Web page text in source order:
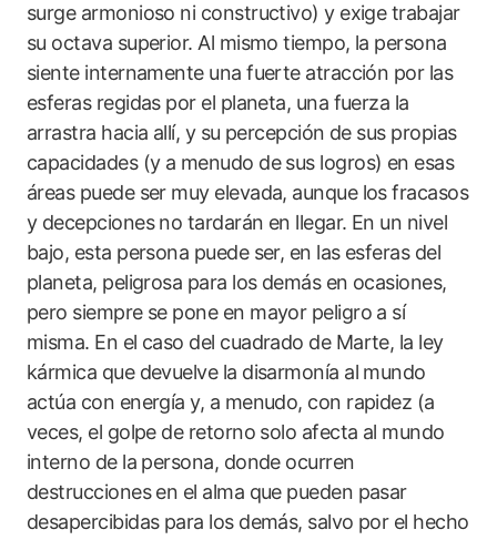
surge armonioso ni constructivo) y exige trabajar
su octava superior. Al mismo tiempo, la persona
siente internamente una fuerte atracción por las
esferas regidas por el planeta, una fuerza la
arrastra hacia allí, y su percepción de sus propias
capacidades (y a menudo de sus logros) en esas
áreas puede ser muy elevada, aunque los fracasos
y decepciones no tardarán en llegar. En un nivel
bajo, esta persona puede ser, en las esferas del
planeta, peligrosa para los demás en ocasiones,
pero siempre se pone en mayor peligro a sí
misma. En el caso del cuadrado de Marte, la ley
kármica que devuelve la disarmonía al mundo
actúa con energía y, a menudo, con rapidez (a
veces, el golpe de retorno solo afecta al mundo
interno de la persona, donde ocurren
destrucciones en el alma que pueden pasar
desapercibidas para los demás, salvo por el hecho